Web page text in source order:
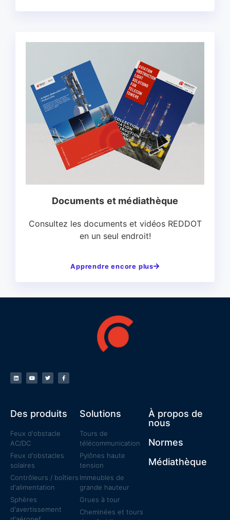
Documents et médiathèque
Consultez les documents et vidéos REDDOT
en un seul endroit!
Apprendre encore plus
Des produits
Feux d'obstacle
AC/DC
Feux d'obstacles
solaires
Contrôleurs / boîtiers
d'alimentation
Sphères
d'avertissement
Solutions
Tours de
télécommunication
Pylônes haute
tension
Immeubles de
grande hauteur
Grues à tour
Cheminées et tours
À propos de
nous
Normes
Médiathèque